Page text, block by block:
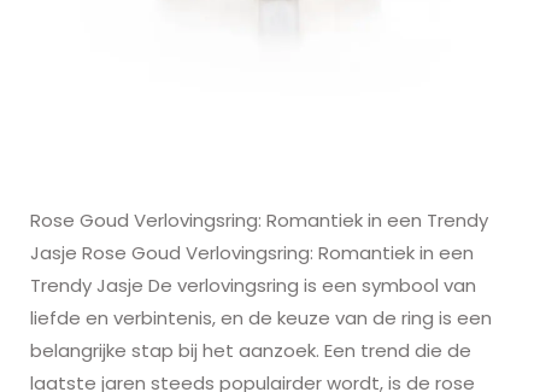
Rose Goud Verlovingsring: Romantiek in een Trendy
Jasje Rose Goud Verlovingsring: Romantiek in een
Trendy Jasje De verlovingsring is een symbool van
liefde en verbintenis, en de keuze van de ring is een
belangrijke stap bij het aanzoek. Een trend die de
laatste jaren steeds populairder wordt, is de rose